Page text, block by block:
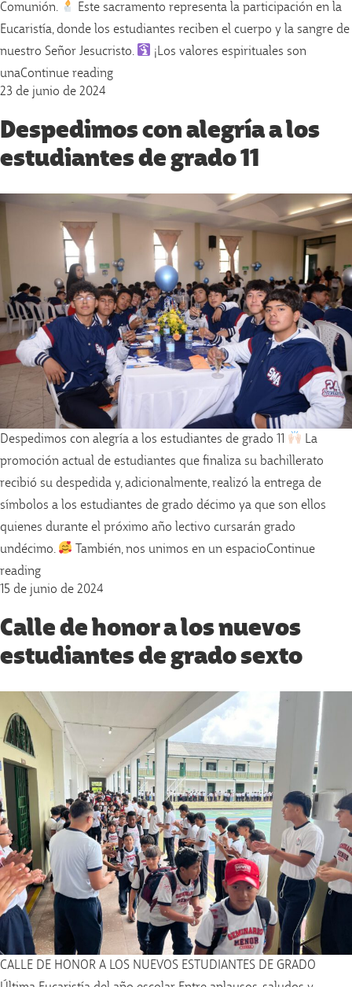
Comunión.
Este sacramento representa la participación en la
Eucaristía, donde los estudiantes reciben el cuerpo y la sangre de
nuestro Señor Jesucristo.
¡Los valores espirituales son
unaContinue reading«Nuestros estudiantes recibieron la Primera
23 de junio de 2024
Despedimos con alegría a los
estudiantes de grado 11
Despedimos con alegría a los estudiantes de grado 11
La
promoción actual de estudiantes que finaliza su bachillerato
recibió su despedida y, adicionalmente, realizó la entrega de
símbolos a los estudiantes de grado décimo ya que son ellos
quienes durante el próximo año lectivo cursarán grado
undécimo.
También, nos unimos en un espacioContinue
reading«Despedimos con alegría a los estudiantes de grado 11»
15 de junio de 2024
Calle de honor a los nuevos
estudiantes de grado sexto
CALLE DE HONOR A LOS NUEVOS ESTUDIANTES DE GRADO